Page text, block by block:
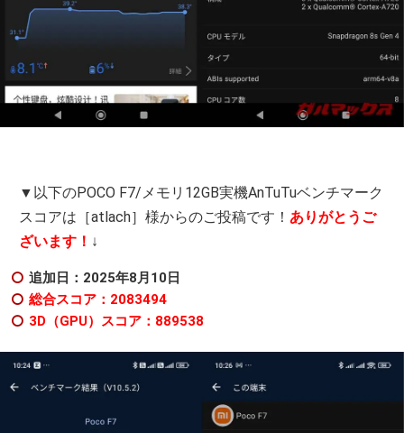
▼以下のPOCO F7/メモリ12GB実機AnTuTuベンチマーク
スコアは［atlach］様からのご投稿です！ ありがとうご
ざいます！ ↓
追加日：2025年8月10日
総合スコア：2083494
3D（GPU）スコア：889538